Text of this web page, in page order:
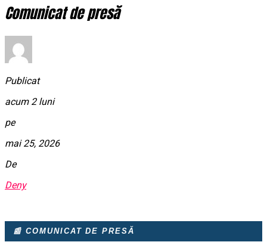
Comunicat de presă
Publicat
acum 2 luni
pe
mai 25, 2026
De
Deny
📰 COMUNICAT DE PRESĂ